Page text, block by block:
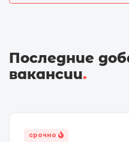
Последние
вакансии.
срочно